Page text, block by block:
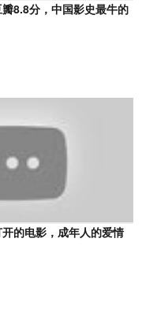
瓣8.8分，中国影史最牛的
开的电影，成年人的爱情